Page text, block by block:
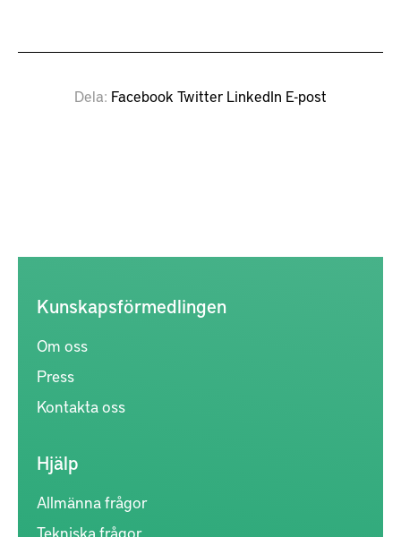
Dela Facebook Twitter LinkedIn E-post
Kunskapsförmedlingen
Om oss
Press
Kontakta oss
Hjälp
Allmänna frågor
Tekniska frågor